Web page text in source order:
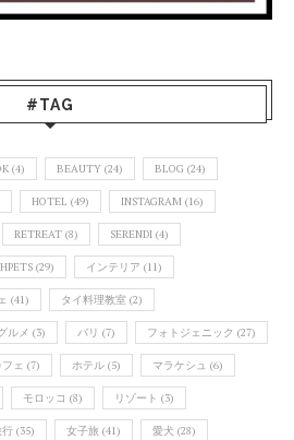
#TAG
(4) BEAUTY (24) BLOG (24)
HOTEL (49) INSTAGRAM (16)
RETREAT (8) SERENDI (4)
(29) インテリア (11)
(41) タイ料理教室 (2)
ルメ (3) バリ (7) フォトジェニック (27)
ェ (7) ホテル (5) マラケシュ (6)
モロッコ (8) リゾート (3)
行 (35) 女子旅 (41) 愛犬 (28)